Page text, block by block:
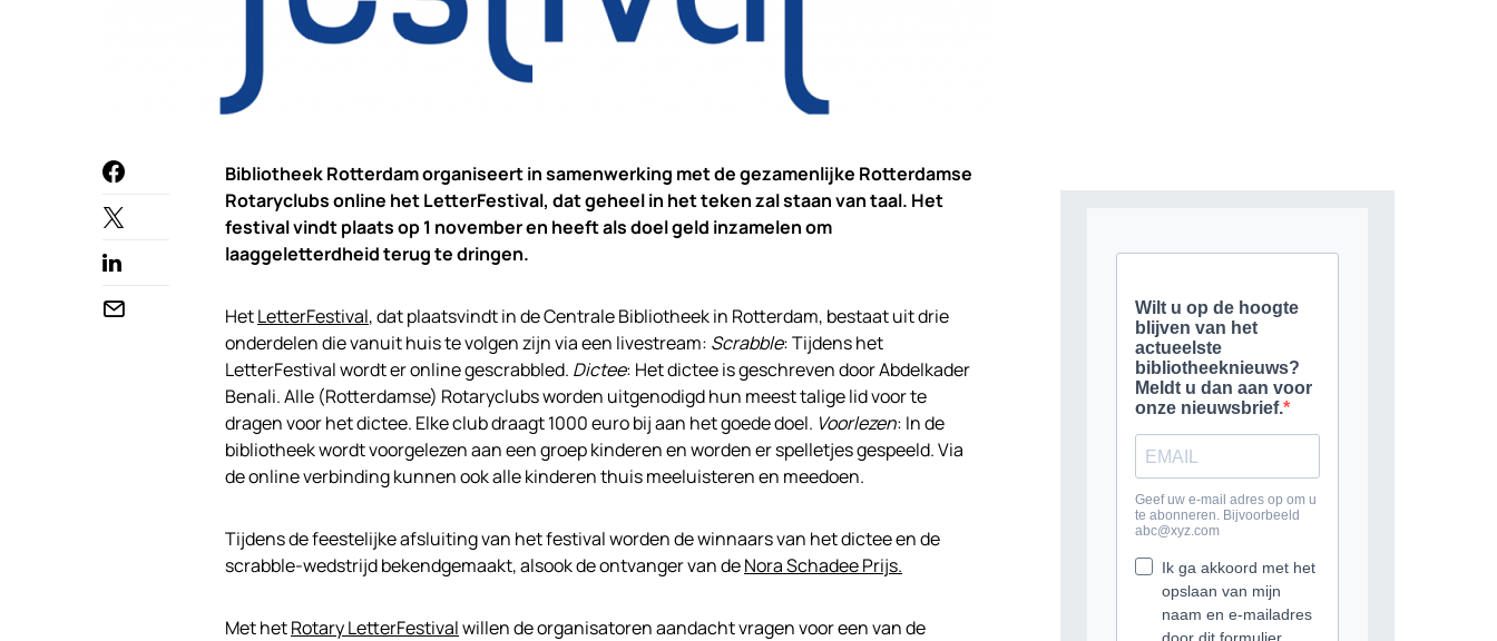
Bibliotheek Rotterdam organiseert in samenwerking met de gezamenlijke Rotterdamse
Rotaryclubs online het LetterFestival, dat geheel in het teken zal staan van taal. Het
festival vindt plaats op 1 november en heeft als doel geld inzamelen om
laaggeletterdheid terug te dringen.
HetLetterFestival, dat plaatsvindt in de Centrale Bibliotheek in Rotterdam, bestaat uit drie
onderdelen die vanuit huis te volgen zijn via een livestream: Scrabble: Tijdens het
LetterFestival wordt er online gescrabbled. Dictee: Het dictee is geschreven door Abdelkader
Benali. Alle (Rotterdamse) Rotaryclubs worden uitgenodigd hun meest talige lid voor te
dragen voor het dictee. Elke club draagt 1000 euro bij aan het goede doel. Voorlezen: In de
bibliotheek wordt voorgelezen aan een groep kinderen en worden er spelletjes gespeeld. Via
de online verbinding kunnen ook alle kinderen thuis meeluisteren en meedoen.
Tijdens de feestelijke afsluiting van het festival worden de winnaars van het dictee en de
scrabble-wedstrijd bekendgemaakt, alsook de ontvanger van deNora Schadee Prijs.
Met hetRotary LetterFestivalwillen de organisatoren aandacht vragen voor een van de